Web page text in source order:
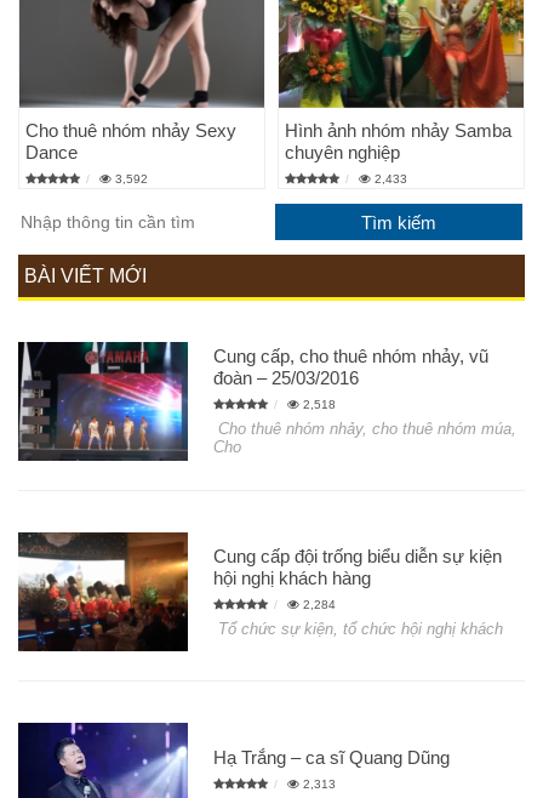
Cho thuê nhóm nhảy Sexy
Dance
3,592
Hình ảnh nhóm nhảy Samba
chuyên nghiệp
2,433
BÀI VIẾT MỚI
Cung cấp, cho thuê nhóm nhảy, vũ
đoàn – 25/03/2016
2,518
Cho thuê nhóm nhảy, cho thuê nhóm múa,
Cho
Cung cấp đội trống biểu diễn sự kiện
hội nghị khách hàng
2,284
Tổ chức sự kiện, tổ chức hội nghị khách
Hạ Trắng – ca sĩ Quang Dũng
2,313